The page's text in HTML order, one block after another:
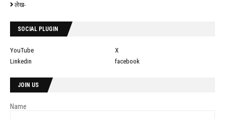
लेख-
SOCIAL PLUGIN
YouTube
X
Linkedin
facebook
JOIN US
Name